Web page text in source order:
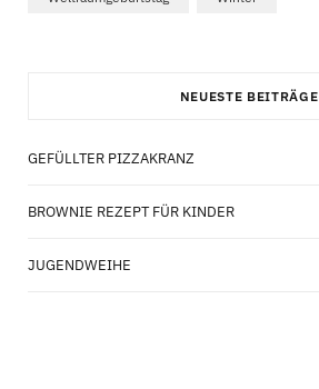
NEUESTE BEITRÄGE
GEFÜLLTER PIZZAKRANZ
BROWNIE REZEPT FÜR KINDER
JUGENDWEIHE